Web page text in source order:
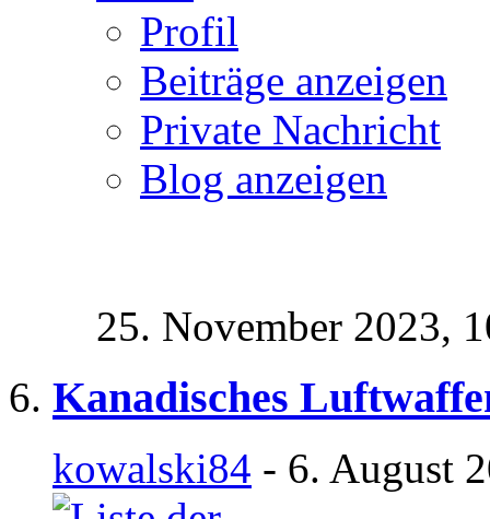
Profil
Beiträge anzeigen
Private Nachricht
Blog anzeigen
25. November 2023,
Kanadisches
kowalski84 - 6. August